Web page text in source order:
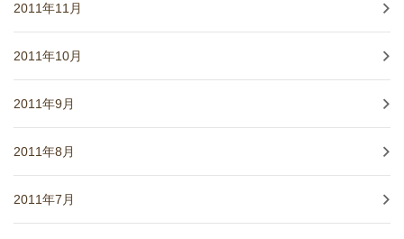
2011年11月
2011年10月
2011年9月
2011年8月
2011年7月